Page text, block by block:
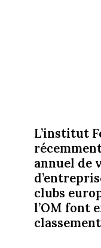
L’institut
annuel de
clubs
l’OM font